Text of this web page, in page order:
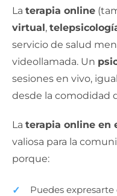
La terapia online
virtual,
servicio de salud
videollamada. Un
sesiones en vivo,
desde la comodidad
La terapia online en
valiosa para la
porque:
Puedes